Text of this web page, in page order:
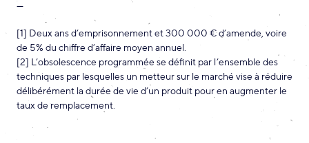
—
[1] Deux ans d’emprisonnement et 300 000 € d’amende, voire
de 5% du chiffre d’affaire moyen annuel.
[2] L’obsolescence programmée se définit par l’ensemble des
techniques par lesquelles un metteur sur le marché vise à réduire
délibérément la durée de vie d’un produit pour en augmenter le
taux de remplacement.